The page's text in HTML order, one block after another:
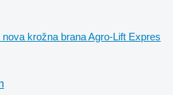
nova krožna brana Agro-Lift Expres